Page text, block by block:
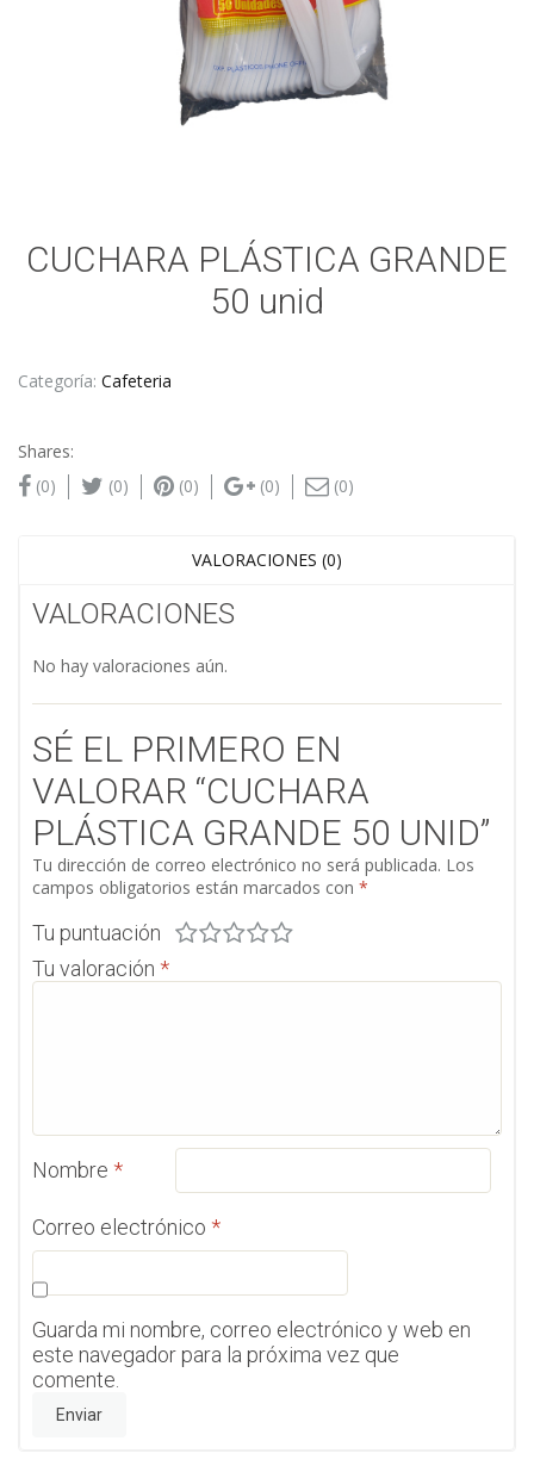
CUCHARA PLÁSTICA GRANDE
50 unid
Categoría: Cafeteria
Shares:
(0)
(0) (0) (0) (0)
VALORACIONES (0)
VALORACIONES
No hay valoraciones aún.
SÉ EL PRIMERO EN
VALORAR “CUCHARA
PLÁSTICA GRANDE 50 UNID”
Tu dirección de correo electrónico no será publicada. Los
campos obligatorios están marcados con *
Tu puntuación
Tu valoración *
Nombre *
Correo electrónico *
Guarda mi nombre, correo electrónico y web en
este navegador para la próxima vez que
comente.